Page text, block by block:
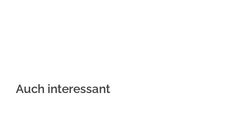
Auch interessant